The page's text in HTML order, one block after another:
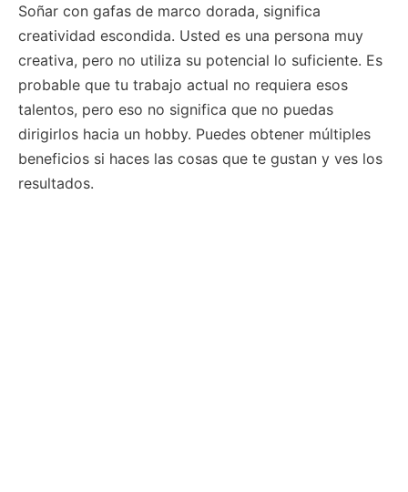
Soñar con gafas de marco dorada, significa
creatividad escondida. Usted es una persona muy
creativa, pero no utiliza su potencial lo suficiente. Es
probable que tu trabajo actual no requiera esos
talentos, pero eso no significa que no puedas
dirigirlos hacia un hobby. Puedes obtener múltiples
beneficios si haces las cosas que te gustan y ves los
resultados.